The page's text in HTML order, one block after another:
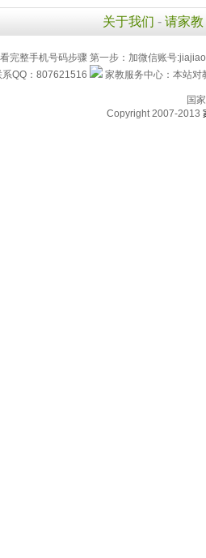
关于我们 - 请家教
完整手机号码步骤 第一步：加微信账号
QQ：807621516
家教服务中心：本站
国
Copyright 2007-2013